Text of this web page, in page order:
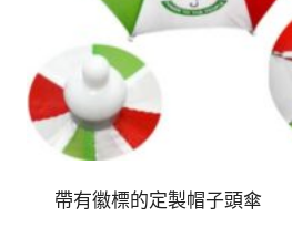
帶有徽標的定製帽子頭傘